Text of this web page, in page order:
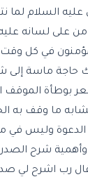
السلام لما
على لسانه
في كل
حاجة ماسة
بوطأة
ما وقف به
وليس في
شرح الصدر
رب اشرح لي